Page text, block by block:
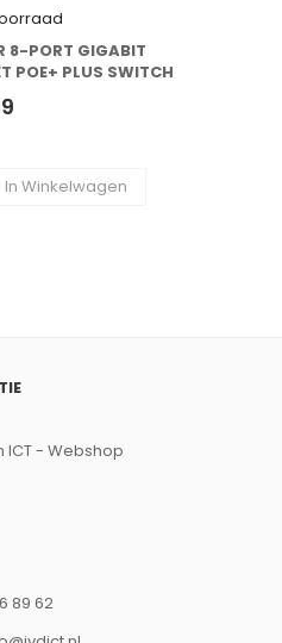
8-PORT GIGABIT
POE+ PLUS SWITCH
In Winkelwagen
ICT - Webshop
89 62